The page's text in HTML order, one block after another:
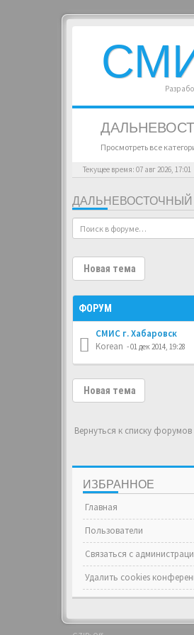
Просмотреть все
Текущее время: 07 авг 2026, 17:01
ДАЛЬНЕВОСТОЧНЫЙ
Новая тема
ФОРУМ
СМИС г. Хабаровск
Korean - 01 дек 2014, 19:28
Новая тема
Вернуться к списку форумов
ИЗБРАННОЕ
Главная
Пользователи
Связаться с
Удалить cookies